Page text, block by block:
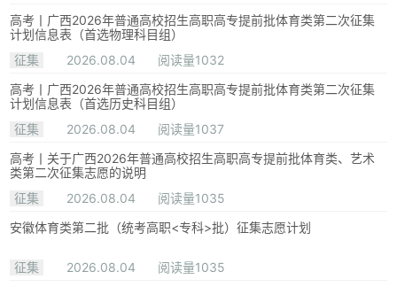
高考丨广西2026年普通高校招生高职高专提前批体育类第二次征集
计划信息表（首选物理科目组）
征集
2026.08.04
阅读量1032
高考丨广西2026年普通高校招生高职高专提前批体育类第二次征集
计划信息表（首选历史科目组）
征集
2026.08.04
阅读量1037
高考丨关于广西2026年普通高校招生高职高专提前批体育类、艺术
类第二次征集志愿的说明
征集
2026.08.04
阅读量1035
安徽体育类第二批（统考高职<专科>批）征集志愿计划
征集 2026.08.04
阅读量1035